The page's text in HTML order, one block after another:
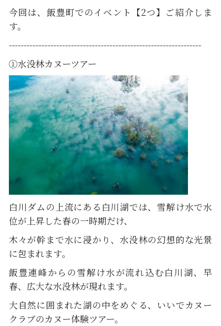
今回は、飯豊町でのイベント【2つ】ご紹介しま
す。
-----------------------------------------------------------------
①水没林カヌーツアー
白川ダムの上流にある白川湖では、雪解け水で水
位が上昇した春の一時期だけ、
木々が幹まで水に浸かり、水没林の幻想的な光景
に包まれます。
飯豊連峰からの雪解け水が流れ込む白川湖、早
春、広大な水没林が現れます。
大自然に囲まれた湖の中をめぐる、いいでカヌー
クラブのカヌー体験ツアー。